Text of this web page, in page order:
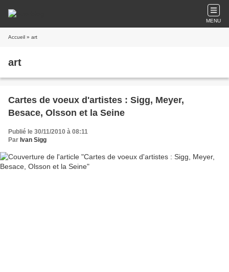
MENU
Accueil » art
art
Cartes de voeux d'artistes : Sigg, Meyer,
Besace, Olsson et la Seine
Publié le 30/11/2010 à 08:11
Par Ivan Sigg